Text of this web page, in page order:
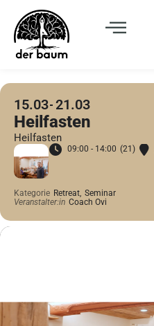
15.03 21.03
Heilfasten
Heilfasten
09:00 - 14:00 (21)
Kategorie Retreat, Seminar
Veranstalter:in Coach Ovi